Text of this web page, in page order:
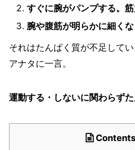
すぐに腕がパンプする。
腕や腹筋が明らかに細く
それはたんぱく質が不足して
アナタに一言。
運動する・しないに関わらず
Contents